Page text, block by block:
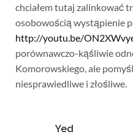
chciałem tutaj zalinkować
osobowością wystąpienie
http://youtu.be/
porównawczo-kąśliwie
Komorowskiego, ale
niesprawiedliwe i złośliwe.
Yed